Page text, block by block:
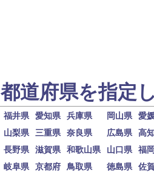
都道府県を指定
福井県 愛知県 兵庫県 岡山県
愛
山梨県 三重県 奈良県 広島県
高
長野県 滋賀県 和歌山県 山口県
福
岐阜県 京都府 鳥取県 徳島県
佐